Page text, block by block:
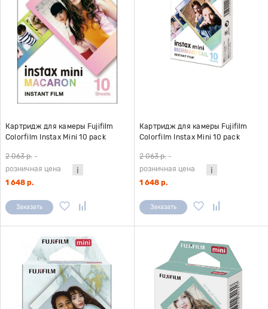
Картридж для камеры Fujifilm
Colorfilm Instax Mini 10 pack
2 063 р. -
розничная цена
1 648 р.
Заказать
Картридж для камеры Fujifilm
Colorfilm Instax Mini 10 pack
2 063 р. -
розничная цена
1 648 р.
Заказать